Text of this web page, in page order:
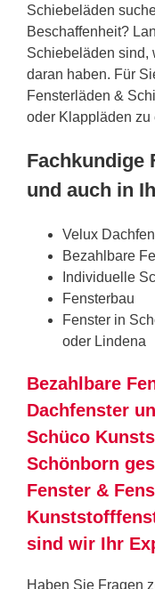
Schiebeläden
Beschaffenheit?
Schiebeläden sind,
daran haben. Für
Fensterläden &
oder Klappläden zu
Fachkundige
und auch in
Velux
Bezahlbare
Individuelle
Fensterbau
Fenster in
oder Lindena
Bezahlbare
Dachfenster
Schüco
Schönborn
Fenster &
sind wir Ihr
Haben Sie Fragen